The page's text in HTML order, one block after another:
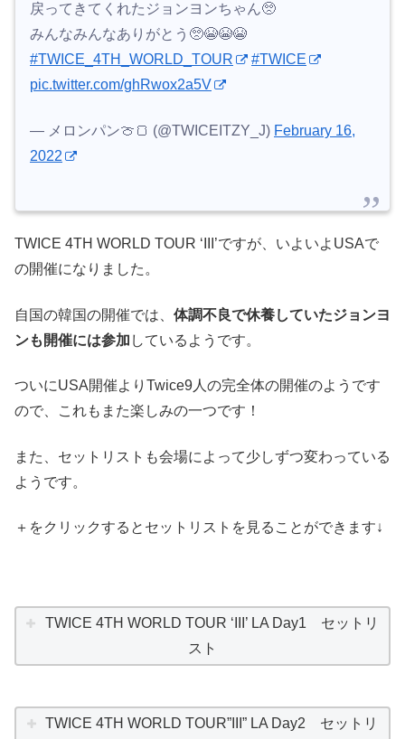
戻ってきてくれたジョンヨンちゃん🥺
みんなみんなありがとう🥺😭😭😭
#TWICE_4TH_WORLD_TOUR
#TWICE
pic.twitter.com/ghRwox2a5V
— メロンパン🍈🍞 (@TWICEITZY_J) February 16,
2022
TWICE 4TH WORLD TOUR ‘III’ですが、いよいよUSAで
の開催になりました。
自国の韓国の開催では、 体調不良で休養していたジョンヨ
ンも開催には参加 しているようです。
ついにUSA開催よりTwice9人の完全体の開催のようです
ので、これもまた楽しみの一つです！
また、セットリストも会場によって少しずつ変わっている
ようです。
＋をクリックするとセットリストを見ることができます↓
TWICE 4TH WORLD TOUR ‘III’ LA Day1 セットリ
スト
TWICE 4TH WORLD TOUR”III” LA Day2 セットリ